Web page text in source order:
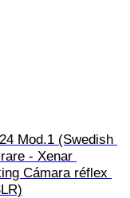
Mod.1 (Swedish
- Xenar
Cámara réflex